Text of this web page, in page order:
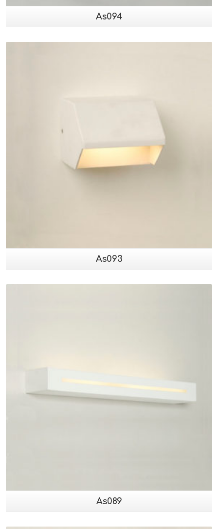
As094
As093
As089